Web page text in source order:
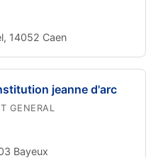
14052 Caen
jeanne d'arc
GENERAL
Bayeux